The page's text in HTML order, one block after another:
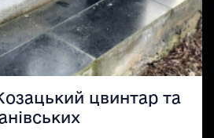
цвинтар та